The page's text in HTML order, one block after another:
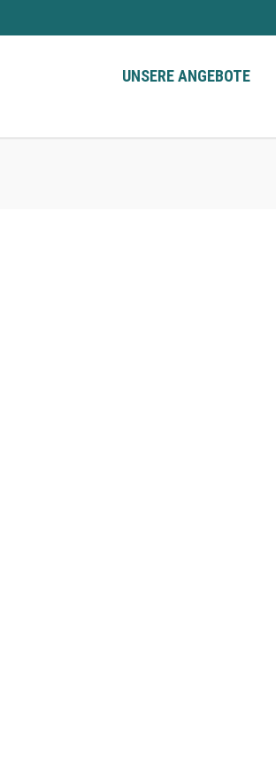
UNSERE ANGEBOTE